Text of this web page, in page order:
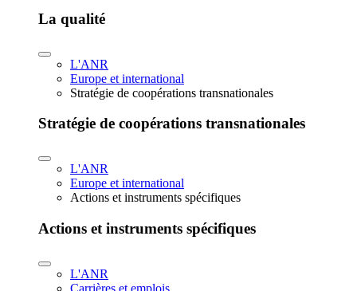
La qualité
L'ANR
Europe et international
Stratégie de coopérations transnationales
Stratégie de coopérations transnationales
L'ANR
Europe et international
Actions et instruments spécifiques
Actions et instruments spécifiques
L'ANR
Carrières et emplois